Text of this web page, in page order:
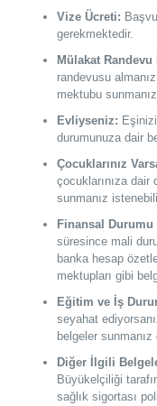
Vize Ücreti:
gerekmektedir.
Mülakat Randevu
randevusu
mektubu
Evliyseniz:
durumunuza dair
Çocuklarınız
çocuklarınıza
sunmanız
Finansal
süresince mali
banka hesap
mektupları gibi
Eğitim ve İş
seyahat
belgeler sunmanız
Diğer İlgili
Büyükelçiliği
sağlık sigortası